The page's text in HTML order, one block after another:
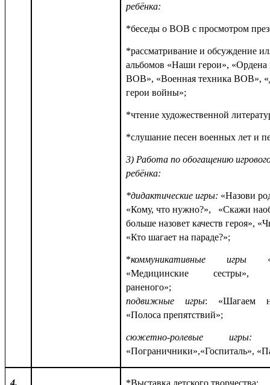
ребёнка:
*беседы о ВОВ с просмотром
*рассматривание и обсуждение
альбомов «Наши герои», «Ордена
ВОВ», «Военная техника ВОВ»,
герои войны»;
*чтение художественной
*слушание песен военных лет и
3) Работа по обогащению
ребёнка:
*дидактические игры: «Назови
«Кому, что нужно?», «Скажи
больше назовет качеств героя»,
«Кто шагает на параде?»;
*коммуникативные игры
«Медицинские сестры»,
раненого»;
подвижные игры: «Шагаем
«Полоса препятствий»;
сюжетно-ролевые игры:
«Пограничники»,«Госпиталь»,
4. *Выставка детского творчества;